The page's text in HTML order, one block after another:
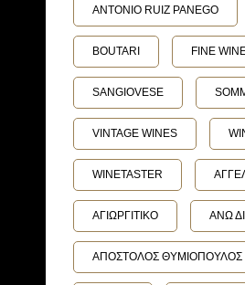
ANTONIO RUIZ PANEGO
BOUTARI FINE
SANGIOVESE
VINTAGE WINES
WINETASTER
ΑΓΙΩΡΓΙΤΙΚΟ ΑΝΩ
ΑΠΟΣΤΟΛΟΣ ΘΥΜΙΟΠΟΥΛΟΣ